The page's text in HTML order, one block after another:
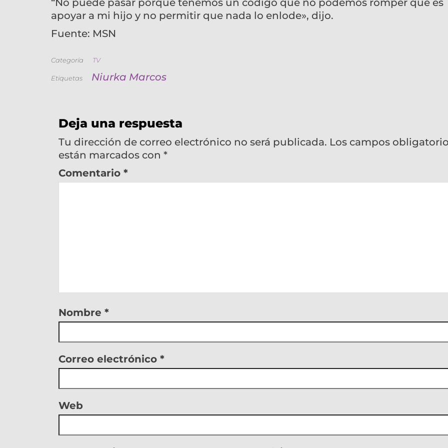
“No puede pasar porque tenemos un código que no podemos romper que es
apoyar a mi hijo y no permitir que nada lo enlode», dijo.
Fuente: MSN
Categoría TV
Etiquetas Niurka Marcos
Deja una respuesta
Tu dirección de correo electrónico no será publicada. Los campos
están marcados con *
Comentario *
Nombre *
Correo electrónico *
Web